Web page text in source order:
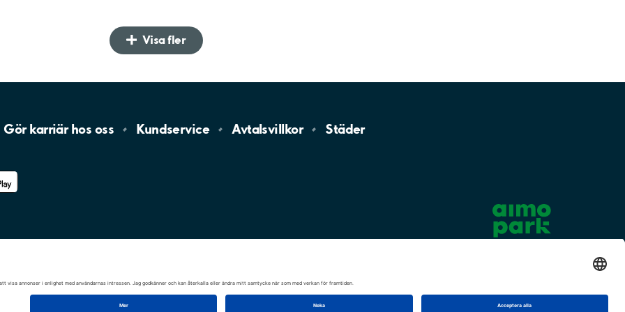
Visa fler
Gör karriär hos oss Kundservice Avtalsvillkor Städer